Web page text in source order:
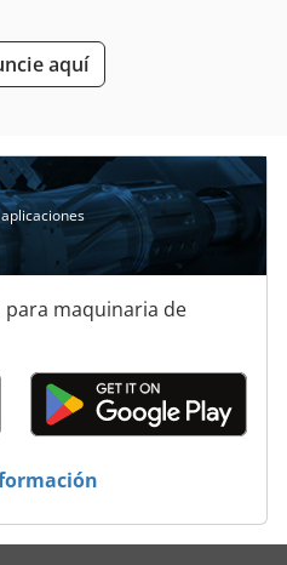
aquí
para maquinaria de